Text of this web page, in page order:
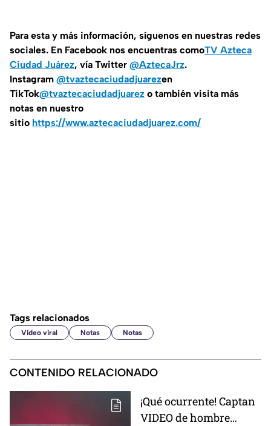
Para esta y más información, síguenos en nuestras redes
sociales. En Facebook nos encuentras comoTV Azteca
Ciudad Juárez, vía Twitter @AztecaJrz.
Instagram @tvaztecaciudadjuarezen
TikTok@tvaztecaciudadjuarez o también visita más
notas en nuestro
sitio https://www.aztecaciudadjuarez.com/
Tags relacionados
Video viral Notas Notas
CONTENIDO RELACIONADO
¡Qué ocurrente! Captan
VIDEO de hombre